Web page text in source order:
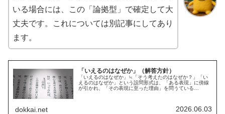
いる場合には、この「論拠型」で確定して大
丈夫です。これについては別記事にしてあり
ます。
「いえるのはなぜか」（解答方針）
「いえるのはなぜか」≒「そう考えたのはなぜか？」「い
えるのはなぜか」という設問形式は、「ある表現」に傍線
が引かれ、「その表現に至った理由」を問うている…
dokkai.net 2026.06.03